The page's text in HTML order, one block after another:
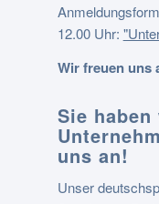
12.00 Uhr:
Wir freuen uns
Sie
uns an!
Unser